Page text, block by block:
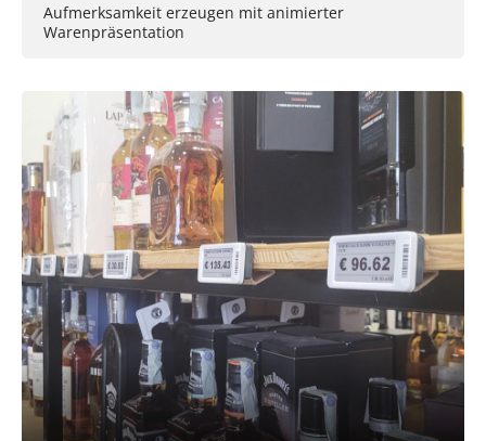
Aufmerksamkeit erzeugen mit animierter
Warenpräsentation